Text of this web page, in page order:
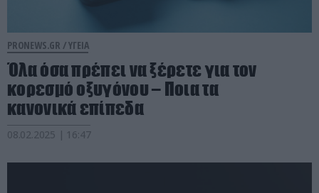
PRONEWS.GR /ΥΓΕΙΑ
Όλα όσα πρέπει να ξέρετε για τον
κορεσμό οξυγόνου – Ποια τα
κανονικά επίπεδα
08.02.2025 | 16:47